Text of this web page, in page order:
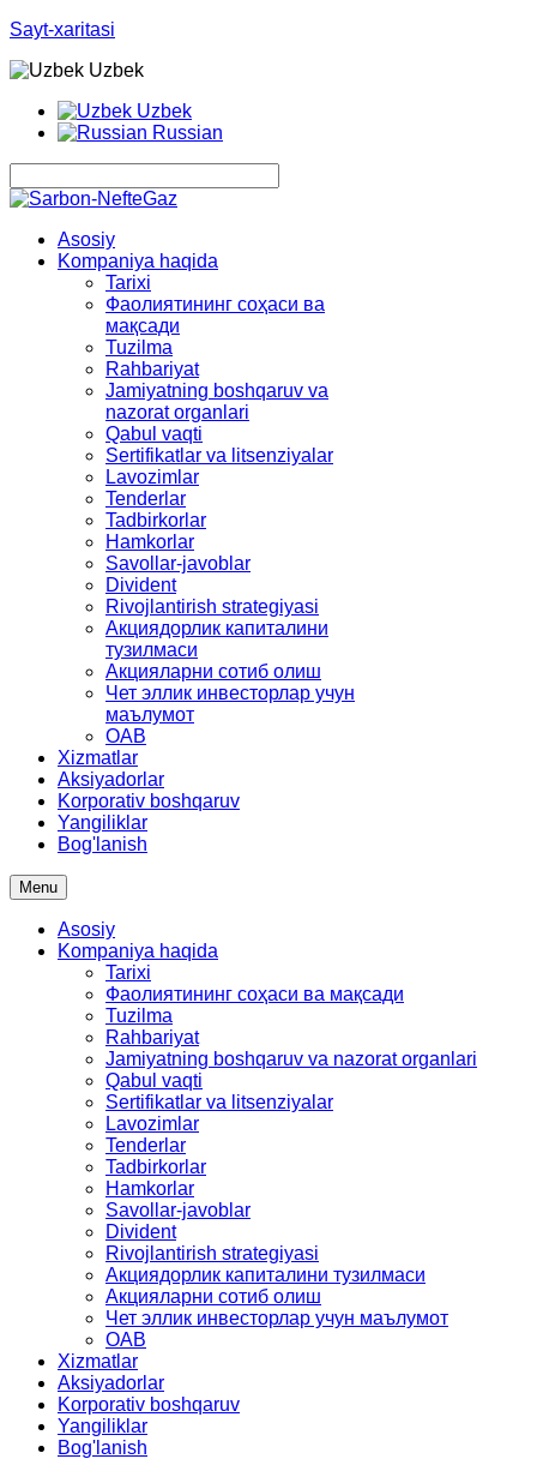
Sayt-xaritasi
Uzbek
Uzbek
Russian
Asosiy
Kompaniya haqida
Tarixi
Фаолиятининг соҳаси ва
мақсади
Tuzilma
Rahbariyat
Jamiyatning boshqaruv va
nazorat organlari
Qabul vaqti
Sertifikatlar va litsenziyalar
Lavozimlar
Tenderlar
Tadbirkorlar
Hamkorlar
Savollar-javoblar
Divident
Rivojlantirish strategiyasi
Акциядорлик капиталини
тузилмаси
Акцияларни сотиб олиш
Чет эллик инвесторлар учун
маълумот
OAB
Xizmatlar
Aksiyadorlar
Korporativ boshqaruv
Yangiliklar
Bog'lanish
Menu
Asosiy
Kompaniya haqida
Tarixi
Фаолиятининг соҳаси ва мақсади
Tuzilma
Rahbariyat
Jamiyatning boshqaruv va nazorat organlari
Qabul vaqti
Sertifikatlar va litsenziyalar
Lavozimlar
Tenderlar
Tadbirkorlar
Hamkorlar
Savollar-javoblar
Divident
Rivojlantirish strategiyasi
Акциядорлик капиталини тузилмаси
Акцияларни сотиб олиш
Чет эллик инвесторлар учун маълумот
OAB
Xizmatlar
Aksiyadorlar
Korporativ boshqaruv
Yangiliklar
Bog'lanish